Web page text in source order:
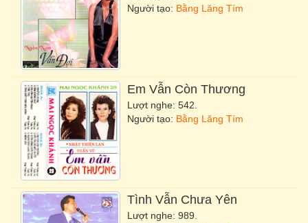
Người tạo: Bằng Lăng Tím
Em Vẫn Còn Thương
Lượt nghe: 542.
Người tạo: Bằng Lăng Tím
Tình Vẫn Chưa Yên
Lượt nghe: 989.